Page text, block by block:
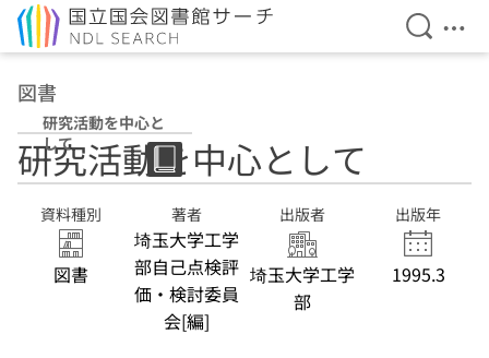
検索を
メ
図書
研究活動を中心と
して
研究活動を中心として
資料種別
図書
著者
埼玉大学工学
部自己点検評
価・検討委員
会[編]
出版者
埼玉大学工学
部
出版年
1995.3